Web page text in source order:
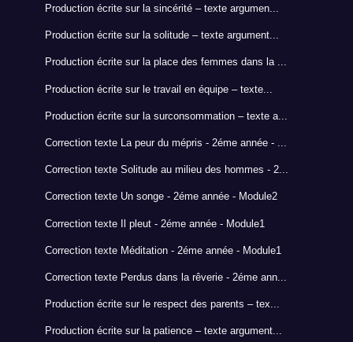
Production écrite sur la sincérité – texte argumen...
Production écrite sur la solitude – texte argument...
Production écrite sur la place des femmes dans la ...
Production écrite sur le travail en équipe – texte...
Production écrite sur la surconsommation – texte a...
Correction texte La peur du mépris - 2éme année - ...
Correction texte Solitude au milieu des hommes - 2...
Correction texte Un songe - 2éme année - Module2
Correction texte Il pleut - 2éme année - Module1
Correction texte Méditation - 2éme année - Module1
Correction texte Perdus dans la rêverie - 2éme ann...
Production écrite sur le respect des parents – tex...
Production écrite sur la patience – texte argument...